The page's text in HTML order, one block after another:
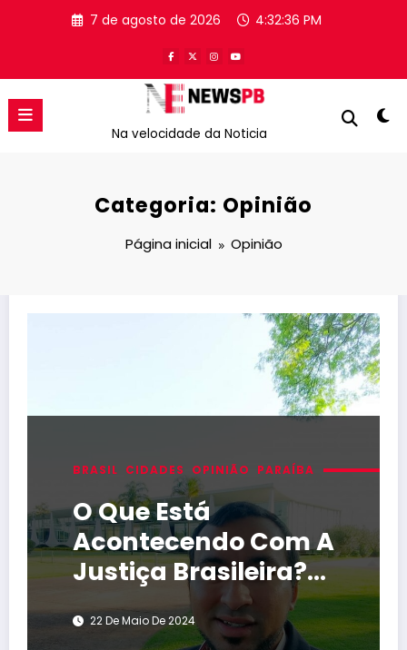
7 de agosto de 2026 4:32:36 PM
Na velocidade da Noticia
Categoria: Opinião
Página inicial Opinião
BRASIL CIDADES OPINIÃO PARAÍBA
O Que Está
Acontecendo Com A
Justiça Brasileira?
Uma Reflexão Sobre
As Recentes
22 De Maio De 2024